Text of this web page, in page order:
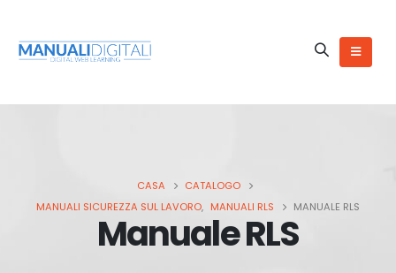
CASA
CATALOGO
MANUALI SICUREZZA SUL LAVORO, MANUALI RLS MANUALE RLS
Manuale RLS